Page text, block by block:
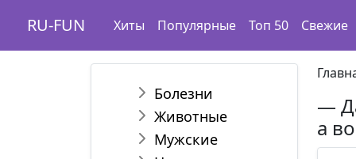
RU-FUN Хиты Популярные Топ 50 Свежие
Болезни
Животные
Мужские
—
а